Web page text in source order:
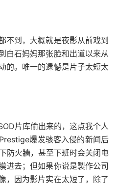
不到，大概就是夜影从前戏到
白石妈妈那张脸和出道以来从
的。唯一的遗憾是片子太短太
片库偷出来的，这点我个人
爆发骇客入侵的新闻后
防火牆，甚至下班时会关闭电
进去；但如果你说是製作公司
，因为影片实在太短了，除了